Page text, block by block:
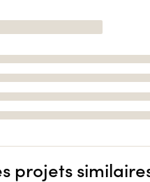
projets